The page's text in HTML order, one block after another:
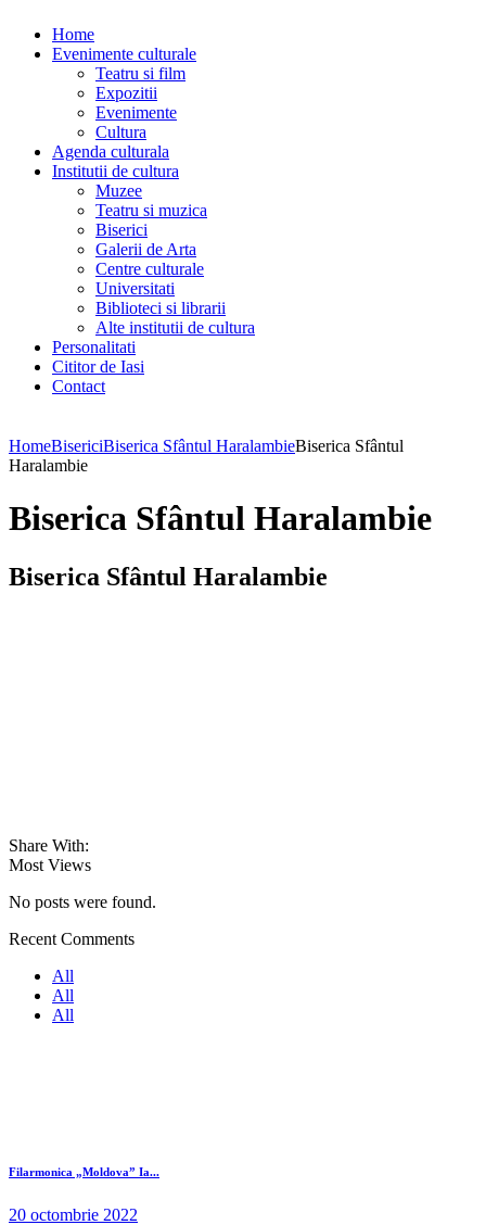
Home
Evenimente culturale
Teatru si film
Expozitii
Evenimente
Cultura
Agenda culturala
Institutii de cultura
Muzee
Teatru si muzica
Biserici
Galerii de Arta
Centre culturale
Universitati
Biblioteci si librarii
Alte institutii de cultura
Personalitati
Cititor de Iasi
Contact
HomeBisericiBiserica Sfântul HaralambieBiserica Sfântul
Haralambie
Biserica Sfântul Haralambie
Biserica Sfântul Haralambie
Share With:
Most Views
No posts were found.
Recent Comments
All
All
All
Filarmonica „Moldova” Ia...
20 octombrie 2022